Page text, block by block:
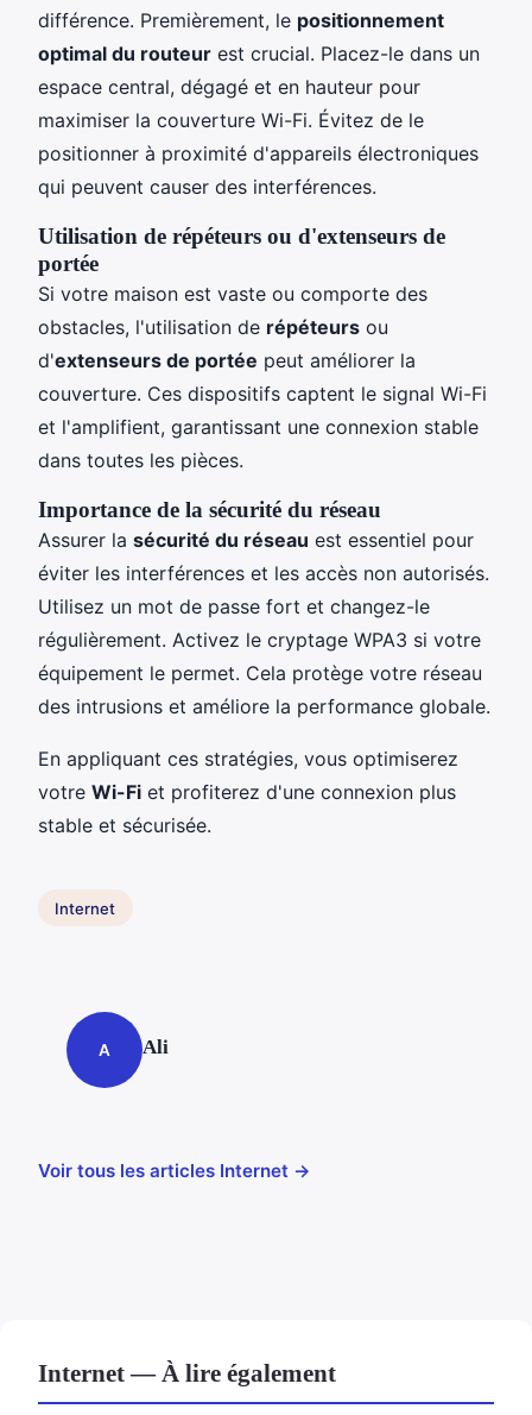
différence. Premièrement, le positionnement
optimal du routeur est crucial. Placez-le dans un
espace central, dégagé et en hauteur pour
maximiser la couverture Wi-Fi. Évitez de le
positionner à proximité d'appareils électroniques
qui peuvent causer des interférences.
Utilisation de répéteurs ou d'extenseurs de
portée
Si votre maison est vaste ou comporte des
obstacles, l'utilisation de répéteurs ou
d'extenseurs de portée peut améliorer la
couverture. Ces dispositifs captent le signal Wi-Fi
et l'amplifient, garantissant une connexion stable
dans toutes les pièces.
Importance de la sécurité du réseau
Assurer la sécurité du réseau est essentiel pour
éviter les interférences et les accès non autorisés.
Utilisez un mot de passe fort et changez-le
régulièrement. Activez le cryptage WPA3 si votre
équipement le permet. Cela protège votre réseau
des intrusions et améliore la performance globale.
En appliquant ces stratégies, vous optimiserez
votre Wi-Fi et profiterez d'une connexion plus
stable et sécurisée.
Internet
A Ali
Voir tous les articles Internet →
Internet — À lire également